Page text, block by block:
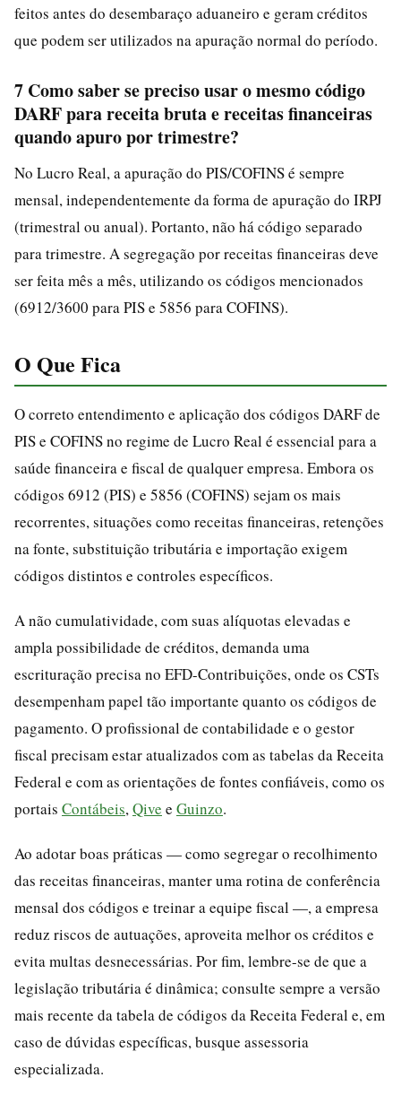
feitos antes do desembaraço aduaneiro e geram créditos
que podem ser utilizados na apuração normal do período.
7 Como saber se preciso usar o mesmo código
DARF para receita bruta e receitas financeiras
quando apuro por trimestre?
No Lucro Real, a apuração do PIS/COFINS é sempre
mensal, independentemente da forma de apuração do IRPJ
(trimestral ou anual). Portanto, não há código separado
para trimestre. A segregação por receitas financeiras deve
ser feita mês a mês, utilizando os códigos mencionados
(6912/3600 para PIS e 5856 para COFINS).
O Que Fica
O correto entendimento e aplicação dos códigos DARF de
PIS e COFINS no regime de Lucro Real é essencial para a
saúde financeira e fiscal de qualquer empresa. Embora os
códigos 6912 (PIS) e 5856 (COFINS) sejam os mais
recorrentes, situações como receitas financeiras, retenções
na fonte, substituição tributária e importação exigem
códigos distintos e controles específicos.
A não cumulatividade, com suas alíquotas elevadas e
ampla possibilidade de créditos, demanda uma
escrituração precisa no EFD-Contribuições, onde os CSTs
desempenham papel tão importante quanto os códigos de
pagamento. O profissional de contabilidade e o gestor
fiscal precisam estar atualizados com as tabelas da Receita
Federal e com as orientações de fontes confiáveis, como os
portais Contábeis, Qive e Guinzo.
Ao adotar boas práticas — como segregar o recolhimento
das receitas financeiras, manter uma rotina de conferência
mensal dos códigos e treinar a equipe fiscal —, a empresa
reduz riscos de autuações, aproveita melhor os créditos e
evita multas desnecessárias. Por fim, lembre-se de que a
legislação tributária é dinâmica; consulte sempre a versão
mais recente da tabela de códigos da Receita Federal e, em
caso de dúvidas específicas, busque assessoria
especializada.